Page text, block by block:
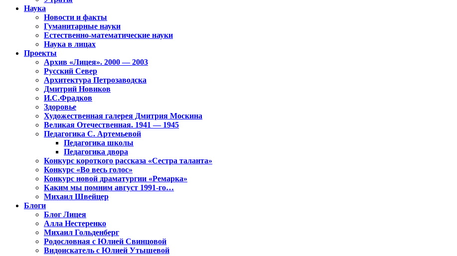
Наука
Новости и факты
Гуманитарные науки
Естественно-математические науки
Наука в лицах
Проекты
Архив «Лицея». 2000 — 2003
Русский Север
Архитектура Петрозаводска
Дмитрий Новиков
И.С.Фрадков
Здоровье
Художественная галерея Дмитрия Москина
Великая Отечественная. 1941 — 1945
Педагогика С. Артемьевой
Педагогика школы
Педагогика двора
Конкурс короткого рассказа «Сестра таланта»
Конкурс «Во весь голос»
Конкурс новой драматургии «Ремарка»
Каким мы помним август 1991-го…
Михаил Швейцер
Блоги
Блог Лицея
Алла Нестеренко
Михаил Гольденберг
Родословная с Юлией Свинцовой
Видоискатель с Юлией Утышевой